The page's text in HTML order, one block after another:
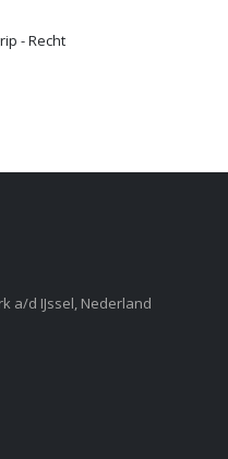
- Recht
a/d IJssel, Nederland